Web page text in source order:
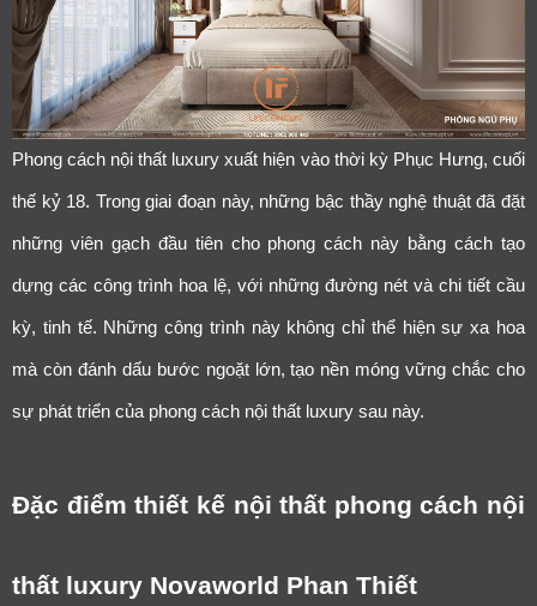
Phong cách nội thất luxury xuất hiện vào thời kỳ Phục Hưng, cuối
thế kỷ 18. Trong giai đoạn này, những bậc thầy nghệ thuật đã đặt
những viên gạch đầu tiên cho phong cách này bằng cách tạo
dựng các công trình hoa lệ, với những đường nét và chi tiết cầu
kỳ, tinh tế. Những công trình này không chỉ thể hiện sự xa hoa
mà còn đánh dấu bước ngoặt lớn, tạo nền móng vững chắc cho
sự phát triển của phong cách nội thất luxury sau này.
Đặc điểm thiết kế nội thất phong cách nội
thất luxury Novaworld Phan Thiết